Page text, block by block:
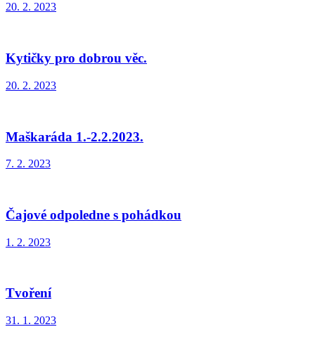
20. 2. 2023
Kytičky pro dobrou věc.
20. 2. 2023
Maškaráda 1.-2.2.2023.
7. 2. 2023
Čajové odpoledne s pohádkou
1. 2. 2023
Tvoření
31. 1. 2023